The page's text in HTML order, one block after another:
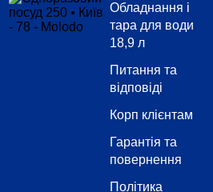
Обладнання і
тара для води
18,9 л
Питання та
відповіді
Корп клієнтам
Гарантія та
повернення
Політика